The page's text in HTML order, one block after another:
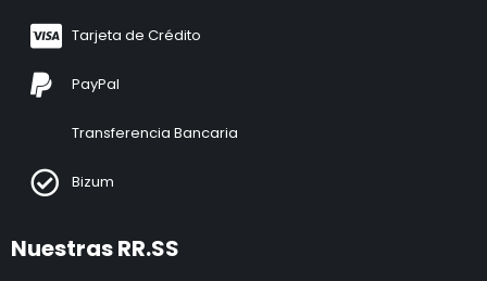
Tarjeta de Crédito
PayPal
Transferencia Bancaria
Bizum
Nuestras RR.SS